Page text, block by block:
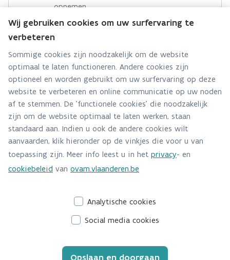
opnemen.
Hebt u een persvraag? Stel ze hier:
Via contact formulier
Alle contactgegevens
Adres
Stationsstraat 110
2800 Mechelen
Route en bereikbaarheid
Telefoon
015284140
Wij gebruiken cookies om uw surfervaring te
verbeteren
Sommige cookies zijn noodzakelijk om de website
optimaal te laten functioneren. Andere cookies zijn
optioneel en worden gebruikt om uw surfervaring op deze
website te verbeteren en online communicatie op uw noden
af te stemmen. De 'functionele cookies' die noodzakelijk
zijn om de website optimaal te laten werken, staan
standaard aan. Indien u ook de andere cookies wilt
aanvaarden, klik hieronder op de vinkjes die voor u van
toepassing zijn. Meer info leest u in het privacy- en
cookiebeleid van ovam.vlaanderen.be
Analytische cookies
Social media cookies
Opslaan en doorgaan